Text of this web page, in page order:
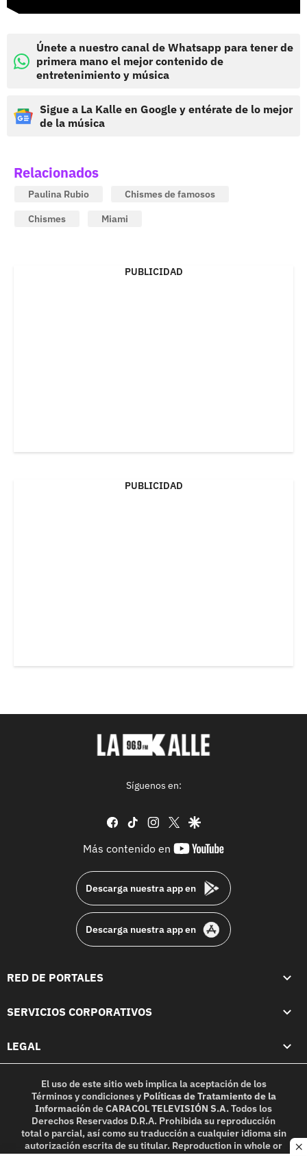
Únete a nuestro canal de Whatsapp para tener de
primera mano el mejor contenido de
entretenimiento y música
Sigue a La Kalle en Google y entérate de lo mejor
de la música
Relacionados
Paulina Rubio
Chismes de famosos
Chismes
Miami
PUBLICIDAD
PUBLICIDAD
Síguenos en:
facebook
tiktok instagram
twittergoogle
Más contenido en
youtube-
Descarga nuestra app en
Descarga nuestra app en
RED DE PORTALES
SERVICIOS CORPORATIVOS
LEGAL
El uso de este sitio web implica la aceptación de los
Términos y condicionesy Políticas de Tratamiento de la
InformacióndeCARACOL TELEVISIÓN S.A.Todos los
Derechos Reservados D.R.A. Prohibida su reproducción
total o parcial, así como su traducción a cualquier idioma sin
autorización escrita de su titular. Reproduction in whole or
in part, or translation without written permission is